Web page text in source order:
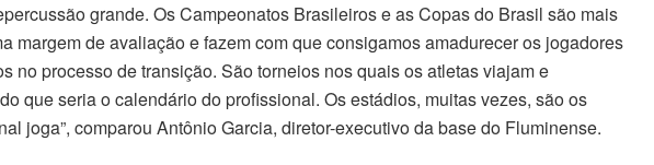
grande. Os Campeonatos Brasileiros e as Copas do Brasil são mais
margem de avaliação e fazem com que consigamos amadurecer os jogadores
no processo de transição. São torneios nos quais os atletas viajam e
que seria o calendário do profissional. Os estádios, muitas vezes, são os
joga”, comparou Antônio Garcia, diretor-executivo da base do Fluminense.